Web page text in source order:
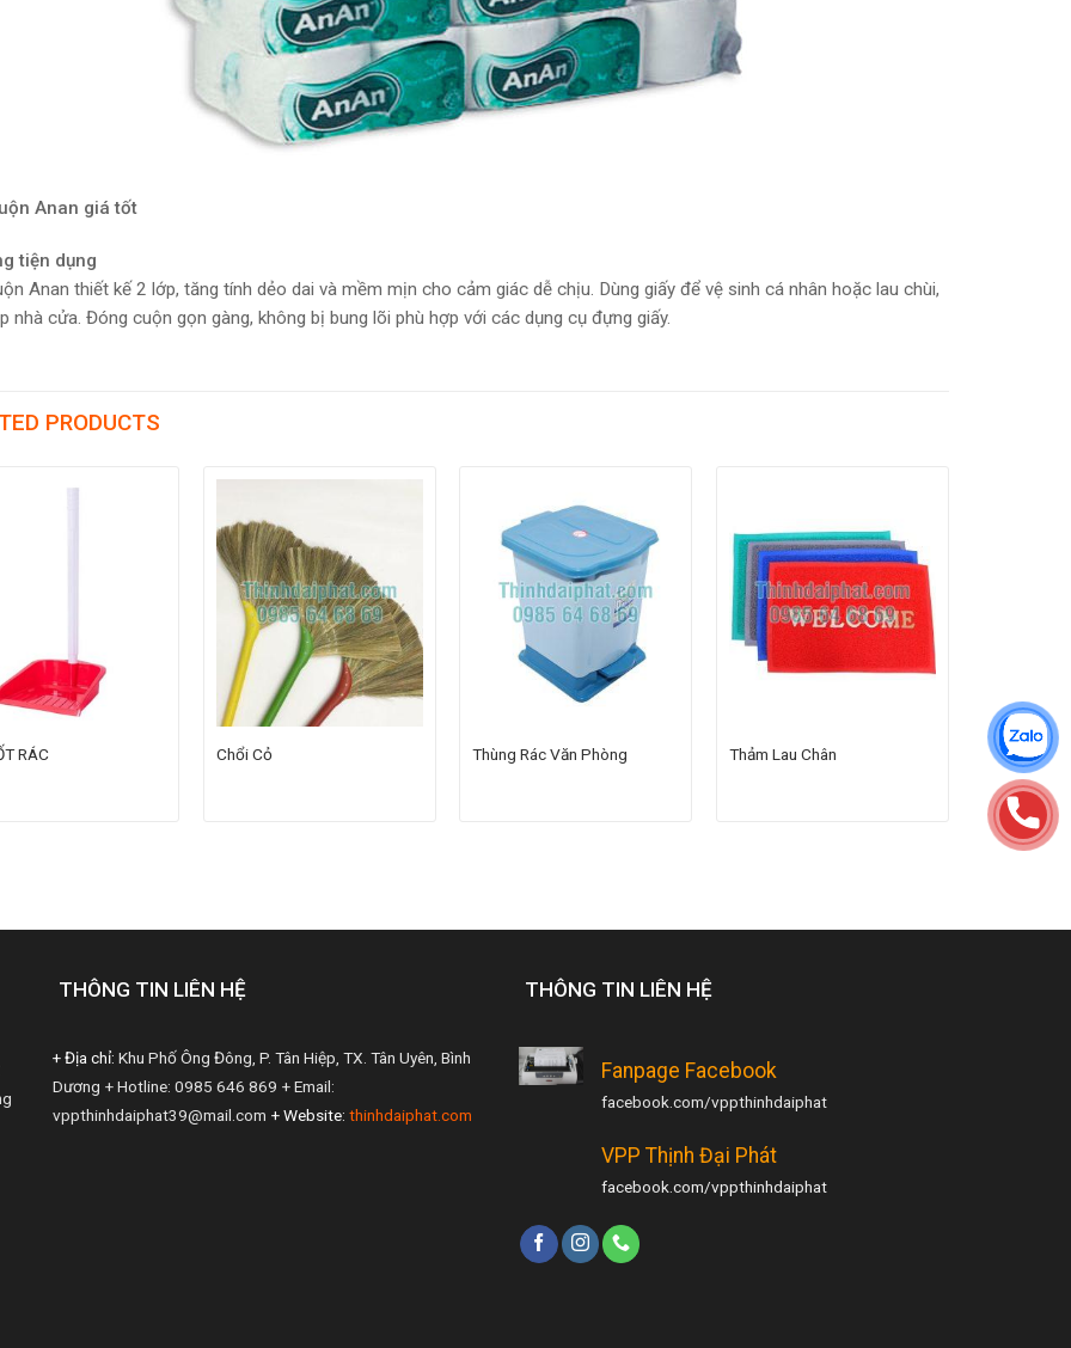
Anan giá tốt
tiện dụng
Anan thiết kế 2 lớp, tăng tính dẻo dai và mềm mịn cho cảm giác dễ chịu. Dùng giấy để vệ sinh cá nhân hoặc lau chùi,
nhà cửa. Đóng cuộn gọn gàng, không bị bung lõi phù hợp với các dụng cụ đựng giấy.
PRODUCTS
RÁC Chổi Cỏ Thùng Rác Văn Phòng Thảm Lau Chân
THÔNG TIN LIÊN HỆ
+ Địa chỉ: Khu Phố Ông Đông, P. Tân Hiệp, TX. Tân Uyên, Bình
Dương + Hotline: 0985 646 869 + Email:
vppthinhdaiphat39@mail.com + Website: thinhdaiphat.com
THÔNG TIN LIÊN HỆ
Fanpage Facebook
facebook.com/vppthinhdaiphat
VPP Thịnh Đại Phát
facebook.com/vppthinhdaiphat